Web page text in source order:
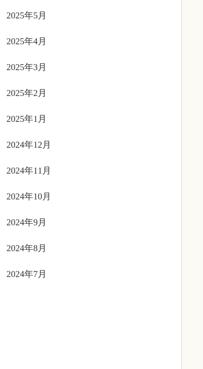
2025年5月
2025年4月
2025年3月
2025年2月
2025年1月
2024年12月
2024年11月
2024年10月
2024年9月
2024年8月
2024年7月